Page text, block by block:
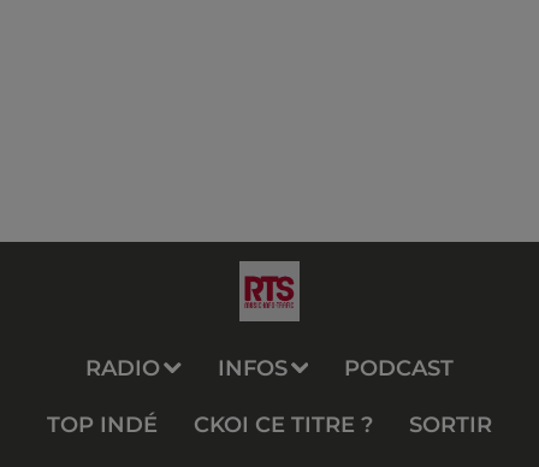
RADIO INFOS PODCAST
TOP INDÉ CKOI CE TITRE ? SORTIR